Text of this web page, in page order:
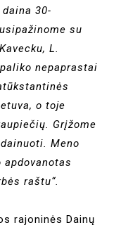
30-
su
L.
nepaprastai
o toje
Grįžome
Meno
raštu“.
rajoninės Dainų